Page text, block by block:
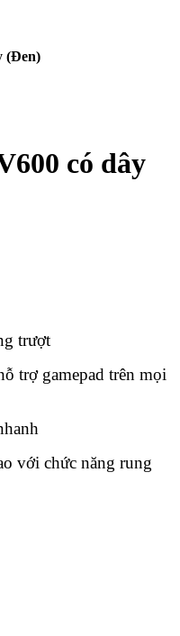
(Đen)
có dây
trượt
trợ gamepad trên mọi
với chức năng rung